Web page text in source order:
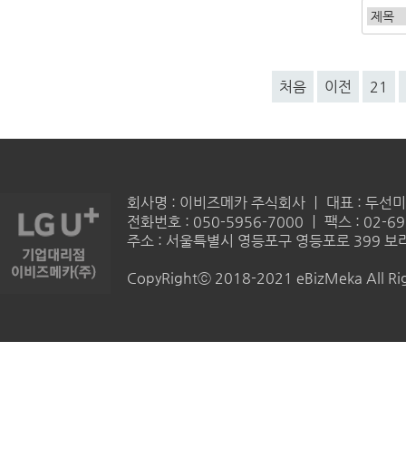
처음 이전 21
회사명 : 이비즈메카 주식회사 ㅣ 대표 : 두
전화번호 : 050-5956-7000 ㅣ 팩스 : 02-
주소 : 서울특별시 영등포구 영등포로 399
CopyRightⓒ 2018-2021 eBizMeka All